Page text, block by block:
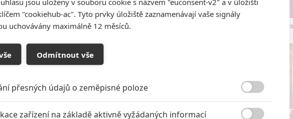
zticha
Box Office:
"cookiehub-ac". Tyto prvky úložiště zaznamenávají vaše signály
uchovávány maximálně 12 měsíců.
Odmítnout vše
přesných údajů o zeměpisné poloze
zařízení na základě aktivně vyžádaných informací